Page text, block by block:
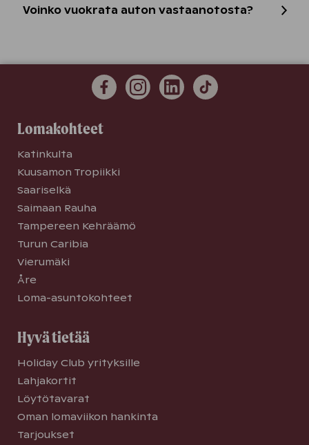
Voinko vuokrata auton vastaanotosta?
Lomakohteet
Katinkulta
Kuusamon Tropiikki
Saariselkä
Saimaan Rauha
Tampereen Kehräämö
Turun Caribia
Vierumäki
Åre
Loma-asuntokohteet
Hyvä tietää
Holiday Club yrityksille
Lahjakortit
Löytötavarat
Oman lomaviikon hankinta
Tarjoukset